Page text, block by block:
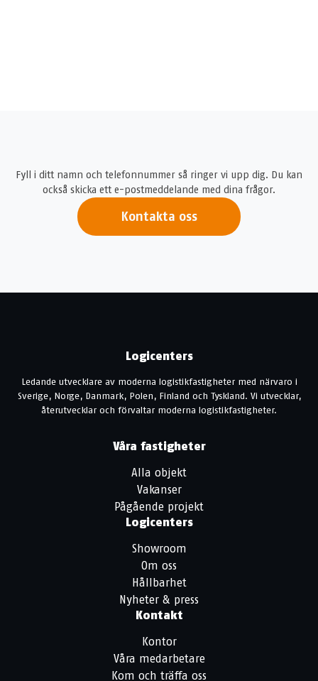
Fyll i ditt namn och telefonnummer så ringer vi upp dig. Du kan
också skicka ett e-postmeddelande med dina frågor.
Kontakta oss
Logicenters
Ledande utvecklare av moderna logistikfastigheter med närvaro i
Sverige, Norge, Danmark, Polen, Finland och Tyskland. Vi utvecklar,
återutvecklar och förvaltar moderna logistikfastigheter.
Våra fastigheter
Alla objekt
Vakanser
Pågående projekt
Logicenters
Showroom
Om oss
Hållbarhet
Nyheter & press
Kontakt
Kontor
Våra medarbetare
Kom och träffa oss